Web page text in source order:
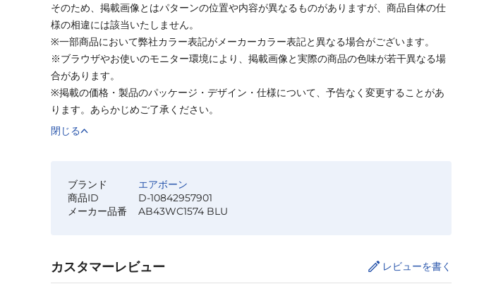
そのため、掲載画像とはパターンの位置や内容が異なるものがありますが、商品自体の仕
様の相違には該当いたしません。
※一部商品において弊社カラー表記がメーカーカラー表記と異なる場合がございます。
※ブラウザやお使いのモニター環境により、掲載画像と実際の商品の色味が若干異なる場
合があります。
※掲載の価格・製品のパッケージ・デザイン・仕様について、予告なく変更することがあ
ります。あらかじめご了承ください。
閉じる
ブランド
エアボーン
商品ID
D-10842957901
メーカー品番
AB43WC1574 BLU
カスタマーレビュー レビューを書く